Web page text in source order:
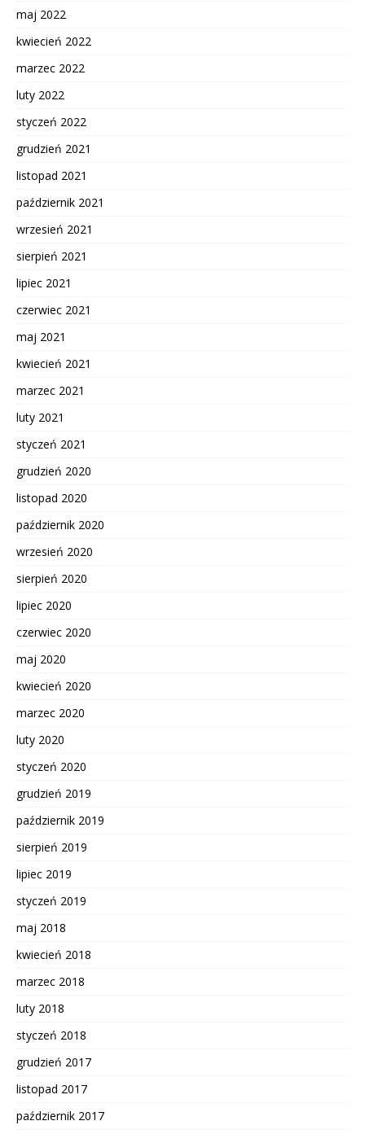
maj 2022
kwiecień 2022
marzec 2022
luty 2022
styczeń 2022
grudzień 2021
listopad 2021
październik 2021
wrzesień 2021
sierpień 2021
lipiec 2021
czerwiec 2021
maj 2021
kwiecień 2021
marzec 2021
luty 2021
styczeń 2021
grudzień 2020
listopad 2020
październik 2020
wrzesień 2020
sierpień 2020
lipiec 2020
czerwiec 2020
maj 2020
kwiecień 2020
marzec 2020
luty 2020
styczeń 2020
grudzień 2019
październik 2019
sierpień 2019
lipiec 2019
styczeń 2019
maj 2018
kwiecień 2018
marzec 2018
luty 2018
styczeń 2018
grudzień 2017
listopad 2017
październik 2017